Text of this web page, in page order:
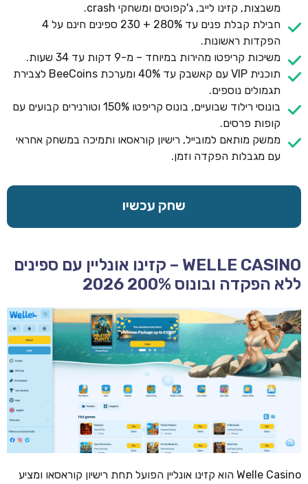
משבצות, קזינו לייב, ג'קפוטים ומשחקי crash.
חבילת קבלת פנים עד 280% + 230 ספינים חינם על 4
הפקדות ראשונות.
משיכות קריפטו מהירות במיוחד – מ-9 דקות עד 34 שעות.
תוכנית VIP עם קאשבק עד 40% ומערכת BeeCoins לצבירת
תגמולים נוספים.
בונוסי רילוד שבועיים, בונוס קריפטו 150% וטורנירים קבועים עם
קופות פרסים.
ממשק מותאם למובייל, רישיון קוראסאו ותמיכה במשחק אחראי
עם מגבלות הפקדה וזמן.
שחק עכשיו
WELLE CASINO – קזינו אונליין עם ספינים
ללא הפקדה ובונוס 200% 2026
Welle Casino הוא קזינו אונליין הפועל תחת רישיון קוראסאו ומציע